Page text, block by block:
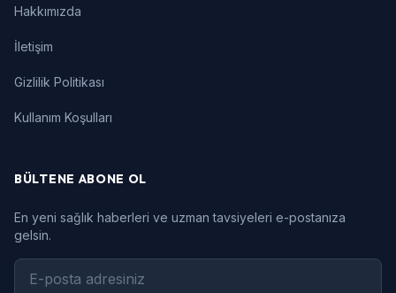
Hakkımızda
İletişim
Gizlilik Politikası
Kullanım Koşulları
BÜLTENE ABONE OL
En yeni sağlık haberleri ve uzman tavsiyeleri e-postanıza
gelsin.